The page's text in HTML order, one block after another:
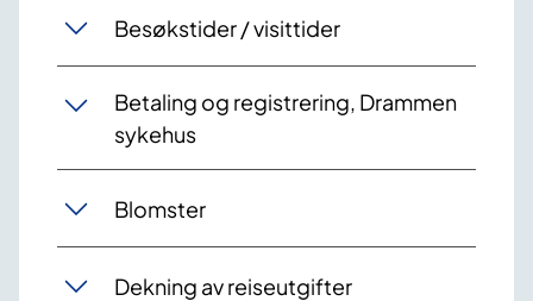
Besøkstider / visittider
Betaling og registrering, Drammen
sykehus
Blomster
Dekning av reiseutgifter